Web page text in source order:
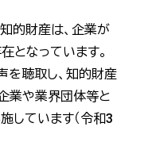
的財産は、企業が
となっています。
を聴取し、知的財産
業や業界団体等と
しています（令和3